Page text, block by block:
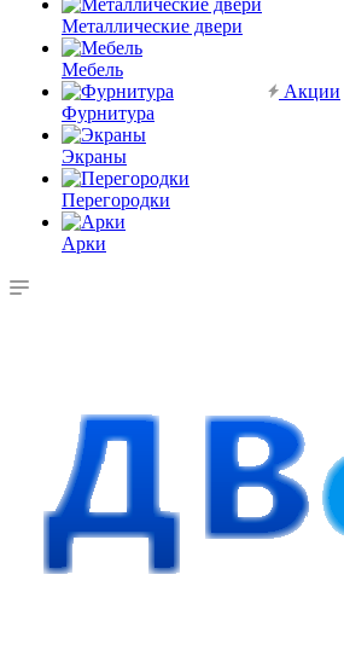
Металлические двери
Мебель
Фурнитура
Экраны
Перегородки
Арки
Акции